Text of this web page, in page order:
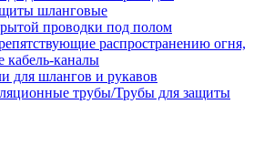
шланговые
проводки под полом
распространению огня,
кабель-каналы
для шлангов и рукавов
трубы/Трубы для защиты